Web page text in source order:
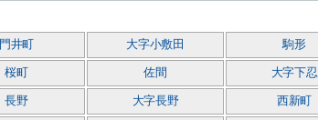
門井町 大字小敷田 駒形
桜町 佐間 大字下忍
長野 大字長野 西新町